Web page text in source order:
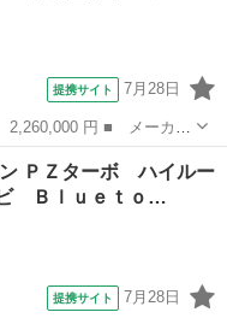
提携サイト 7月28日
■ グレード名： ＰＺ
型／デュアルセンサーブ
ＰＺターボ ハイルー
Ｂｌｕｅｔｏ…
提携サイト 7月28日